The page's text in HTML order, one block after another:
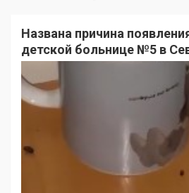
Названа причина
детской больнице №5 в